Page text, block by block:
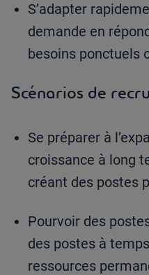
S’adapter
demande en
besoins ponctuels
Scénarios de
Se préparer à
croissance à long
créant des postes
Pourvoir des
des postes à
ressources